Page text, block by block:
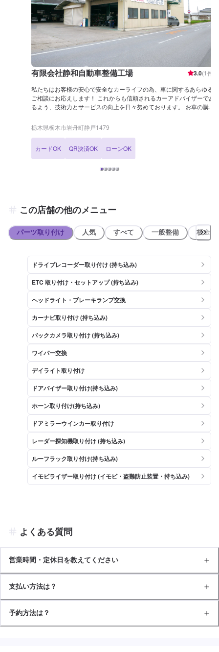
有限会社静和自動車整備工場 3.0(1件)
私たちはお客様の安心で安全なカーライフの為、車に関するあらゆる
ご相談にお応えします！ これからも信頼されるカーアドバイザーであ
るよう、技術力とサービスの向上を日々努めております。 お車の購入
ら私たち静和自動車へおまかせください！
栃木県栃木市岩舟町静戸1479
カードOK QR決済OK ローンOK
この店舗の他のメニュー
パーツ取り付け 人気 すべて 一般整備 板金系
ドライブレコーダー取り付け (持ち込み)
ETC 取り付け・セットアップ (持ち込み)
ヘッドライト・ブレーキランプ交換
カーナビ取り付け (持ち込み)
バックカメラ取り付け (持ち込み)
ワイパー交換
デイライト取り付け
ドアバイザー取り付け(持ち込み)
ホーン取り付け(持ち込み)
ドアミラーウインカー取り付け
レーダー探知機取り付け (持ち込み)
ルーフラック取り付け(持ち込み)
イモビライザー取り付け (イモビ・盗難防止装置・持ち込み)
よくある質問
営業時間・定休日を教えてください
支払い方法は？
予約方法は？